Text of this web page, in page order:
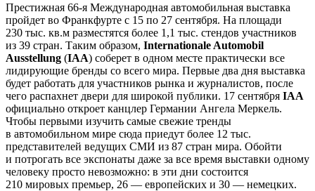
Престижная 66-я Международная автомобильная выставка
пройдет во Франкфурте с 15 по 27 сентября. На площади
230 тыс. кв.м разместятся более 1,1 тыс. стендов участников
из 39 стран. Таким образом, Internationale Automobil
Ausstellung (IAA) соберет в одном месте практически все
лидирующие бренды со всего мира. Первые два дня выставка
будет работать для участников рынка и журналистов, после
чего распахнет двери для широкой публики. 17 сентября IAA
официально откроет канцлер Германии Ангела Меркель.
Чтобы первыми изучить самые свежие тренды
в автомобильном мире сюда приедут более 12 тыс.
представителей ведущих СМИ из 87 стран мира. Обойти
и потрогать все экспонаты даже за все время выставки одному
человеку просто невозможно: в эти дни состоится
210 мировых премьер, 26 — европейских и 30 — немецких.